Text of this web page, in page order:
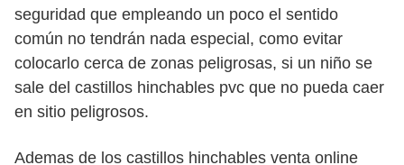
seguridad que empleando un poco el sentido
común no tendrán nada especial, como evitar
colocarlo cerca de zonas peligrosas, si un niño se
sale del castillos hinchables pvc que no pueda caer
en sitio peligrosos.
Ademas de los castillos hinchables venta online